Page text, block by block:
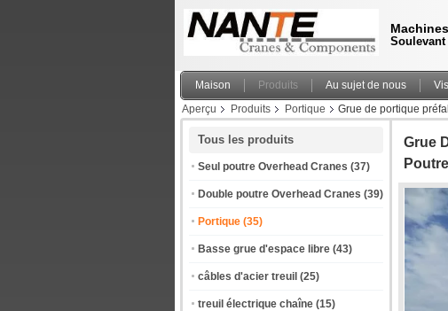
Maison Produits Au sujet de nous
Aperçu
Produits Portique Grue de portique
Tous les produits
Seul poutre Overhead Cranes (37)
Double poutre Overhead Cranes (39)
Portique (35)
Basse grue d'espace libre (43)
câbles d'acier treuil (25)
treuil électrique chaîne (15)
Grue
Poutre